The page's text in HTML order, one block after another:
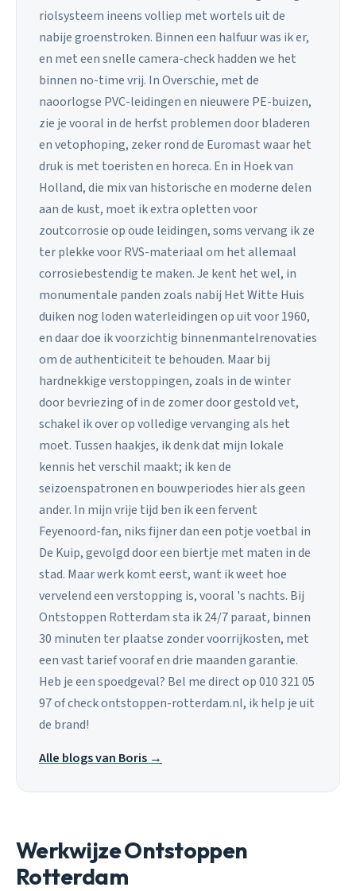
riolsysteem ineens volliep met wortels uit de
nabije groenstroken. Binnen een halfuur was ik er,
en met een snelle camera-check hadden we het
binnen no-time vrij. In Overschie, met de
naoorlogse PVC-leidingen en nieuwere PE-buizen,
zie je vooral in de herfst problemen door bladeren
en vetophoping, zeker rond de Euromast waar het
druk is met toeristen en horeca. En in Hoek van
Holland, die mix van historische en moderne delen
aan de kust, moet ik extra opletten voor
zoutcorrosie op oude leidingen, soms vervang ik ze
ter plekke voor RVS-materiaal om het allemaal
corrosiebestendig te maken. Je kent het wel, in
monumentale panden zoals nabij Het Witte Huis
duiken nog loden waterleidingen op uit voor 1960,
en daar doe ik voorzichtig binnenmantelrenovaties
om de authenticiteit te behouden. Maar bij
hardnekkige verstoppingen, zoals in de winter
door bevriezing of in de zomer door gestold vet,
schakel ik over op volledige vervanging als het
moet. Tussen haakjes, ik denk dat mijn lokale
kennis het verschil maakt; ik ken de
seizoenspatronen en bouwperiodes hier als geen
ander. In mijn vrije tijd ben ik een fervent
Feyenoord-fan, niks fijner dan een potje voetbal in
De Kuip, gevolgd door een biertje met maten in de
stad. Maar werk komt eerst, want ik weet hoe
vervelend een verstopping is, vooral 's nachts. Bij
Ontstoppen Rotterdam sta ik 24/7 paraat, binnen
30 minuten ter plaatse zonder voorrijkosten, met
een vast tarief vooraf en drie maanden garantie.
Heb je een spoedgeval? Bel me direct op 010 321 05
97 of check ontstoppen-rotterdam.nl, ik help je uit
de brand!
Alle blogs van Boris →
Werkwijze Ontstoppen
Rotterdam